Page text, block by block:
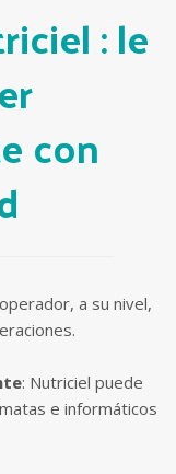
: le
con
a su nivel,
: Nutriciel puede
e informáticos